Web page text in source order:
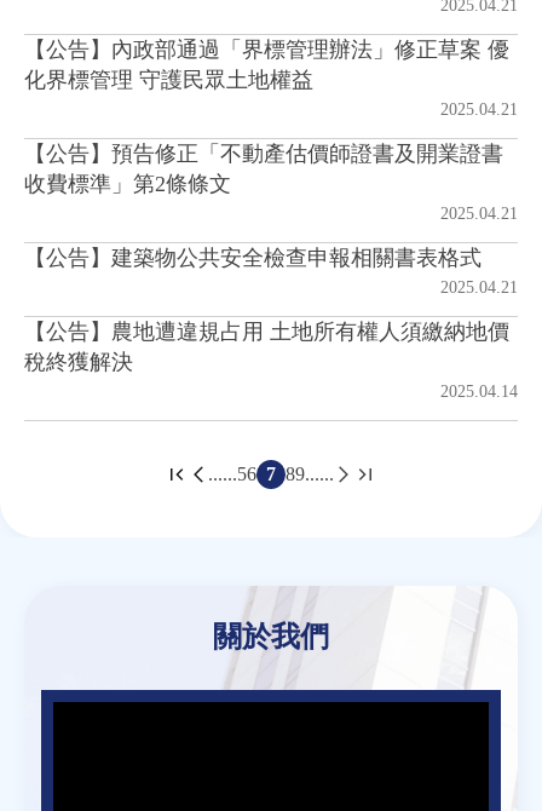
2025.04.21
【公告】內政部通過「界標管理辦法」修正草案 優
化界標管理 守護民眾土地權益
2025.04.21
【公告】預告修正「不動產估價師證書及開業證書
收費標準」第2條條文
2025.04.21
【公告】建築物公共安全檢查申報相關書表格式
2025.04.21
【公告】農地遭違規占用 土地所有權人須繳納地價
稅終獲解決
2025.04.14
......56 7 89......
關於我們